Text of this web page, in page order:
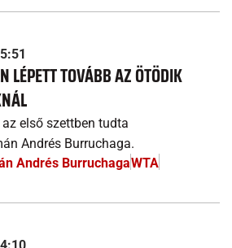
LÉPETT TOVÁBB AZ ÖTÖDIK
első szettben tudta
Andrés Burruchaga.
Andrés BurruchagaWTA